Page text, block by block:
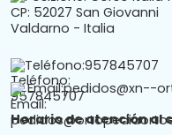
Teléfono:957845707
Email:pedidos@xn--
Horario de atención al